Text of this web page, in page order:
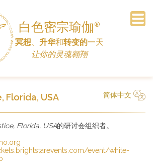
白色密宗瑜伽 ®
冥想 升华和转变的一天
让你的灵魂翱翔
主页
公告
车间
日程
联系
常见问题
历史
链接
订阅电子报
捐赠
Florida, USA
简体中文
Florida, USA的研讨会组织者。
event/white-